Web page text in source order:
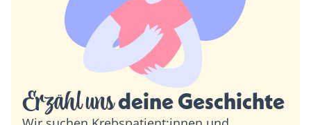
Erzähl uns deine Geschichte